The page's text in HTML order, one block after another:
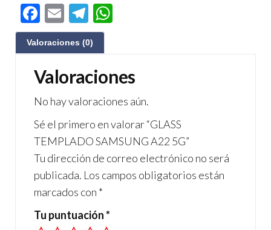
F
ac
e
b
o
o
k
E
m
ail
Te
le
gr
a
m
s
A
p
p
Valoraciones (0)
Valoraciones
No hay valoraciones aún.
Sé el primero en valorar “GLASS
TEMPLADO SAMSUNG A22 5G”
Tu dirección de correo electrónico no será
publicada. Los campos obligatorios están
marcados con *
Tu puntuación*